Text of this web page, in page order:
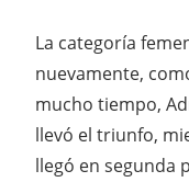
La categoría
nuevamente,
mucho tiempo,
llevó el triunfo,
llegó en segunda